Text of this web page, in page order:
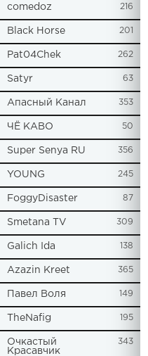
comedoz 216
Black Horse 201
Pat04Chek 262
Satyr 63
Апасный Канал 353
ЧЁ КАВО 50
Super Senya RU 356
YOUNG 245
FoggyDisaster 87
Smetana TV 309
Galich Ida 138
Azazin Kreet 365
Павел Воля 149
TheNafig 195
Очкастый
Красавчик
343